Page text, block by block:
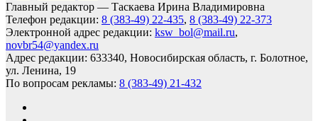
Главный редактор — Таскаева Ирина Владимировна
Телефон редакции: 8 (383-49) 22-435, 8 (383-49) 22-373
Электронной адрес редакции: ksw_bol@mail.ru,
novbr54@yandex.ru
Адрес редакции: 633340, Новосибирская область, г. Болотное,
ул. Ленина, 19
По вопросам рекламы: 8 (383-49) 21-432